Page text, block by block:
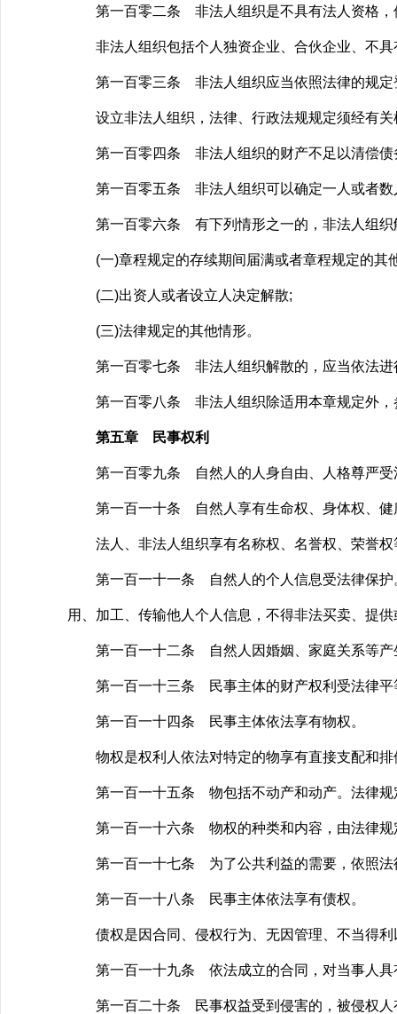
第一百零二条 非法人组织是不具有法人资格，
非法人组织包括个人独资企业、合伙企业、不具
第一百零三条 非法人组织应当依照法律的规定
设立非法人组织，法律、行政法规规定须经有关
第一百零四条 非法人组织的财产不足以清偿债
第一百零五条 非法人组织可以确定一人或者数
第一百零六条 有下列情形之一的，非法人组织
(一)章程规定的存续期间届满或者章程规定的其
(二)出资人或者设立人决定解散;
(三)法律规定的其他情形。
第一百零七条 非法人组织解散的，应当依法进
第一百零八条 非法人组织除适用本章规定外，
第五章 民事权利
第一百零九条 自然人的人身自由、人格尊严受
第一百一十条 自然人享有生命权、身体权、健
法人、非法人组织享有名称权、名誉权、荣誉权
第一百一十一条 自然人的个人信息受法律保护
用、加工、传输他人个人信息，不得非法买卖、提
第一百一十二条 自然人因婚姻、家庭关系等产
第一百一十三条 民事主体的财产权利受法律平
第一百一十四条 民事主体依法享有物权。
物权是权利人依法对特定的物享有直接支配和排
第一百一十五条 物包括不动产和动产。法律规
第一百一十六条 物权的种类和内容，由法律规
第一百一十七条 为了公共利益的需要，依照法
第一百一十八条 民事主体依法享有债权。
债权是因合同、侵权行为、无因管理、不当得利
第一百一十九条 依法成立的合同，对当事人具
第一百二十条 民事权益受到侵害的，被侵权人